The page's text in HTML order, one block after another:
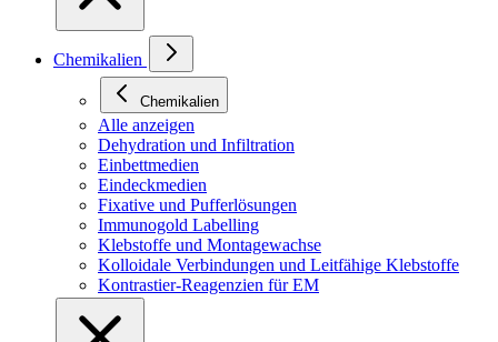
Chemikalien
Chemikalien
Alle anzeigen
Dehydration und Infiltration
Einbettmedien
Eindeckmedien
Fixative und Pufferlösungen
Immunogold Labelling
Klebstoffe und Montagewachse
Kolloidale Verbindungen und Leitfähige Klebstoffe
Kontrastier-Reagenzien für EM